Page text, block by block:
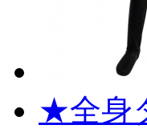
★全身